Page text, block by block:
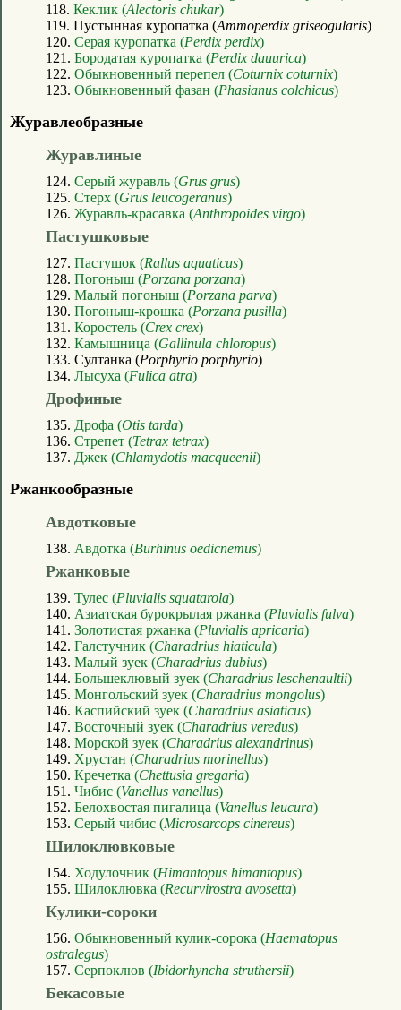
118. Кеклик (Alectoris chukar)
119. Пустынная куропатка (Ammoperdix griseogularis)
120. Серая куропатка (Perdix perdix)
121. Бородатая куропатка (Perdix dauurica)
122. Обыкновенный перепел (Coturnix coturnix)
123. Обыкновенный фазан (Phasianus colchicus)
Журавлеобразные
Журавлиные
124. Серый журавль (Grus grus)
125. Стерх (Grus leucogeranus)
126. Журавль-красавка (Anthropoides virgo)
Пастушковые
127. Пастушок (Rallus aquaticus)
128. Погоныш (Porzana porzana)
129. Малый погоныш (Porzana parva)
130. Погоныш-крошка (Porzana pusilla)
131. Коростель (Crex crex)
132. Камышница (Gallinula chloropus)
133. Султанка (Porphyrio porphyrio)
134. Лысуха (Fulica atra)
Дрофиные
135. Дрофа (Otis tarda)
136. Стрепет (Tetrax tetrax)
137. Джек (Chlamydotis macqueenii)
Ржанкообразные
Авдотковые
138. Авдотка (Burhinus oedicnemus)
Ржанковые
139. Тулес (Pluvialis squatarola)
140. Азиатская бурокрылая ржанка (Pluvialis fulva)
141. Золотистая ржанка (Pluvialis apricaria)
142. Галстучник (Charadrius hiaticula)
143. Малый зуек (Charadrius dubius)
144. Большеклювый зуек (Charadrius leschenaultii)
145. Монгольский зуек (Charadrius mongolus)
146. Каспийский зуек (Charadrius asiaticus)
147. Восточный зуек (Charadrius veredus)
148. Морской зуек (Charadrius alexandrinus)
149. Хрустан (Charadrius morinellus)
150. Кречетка (Chettusia gregaria)
151. Чибис (Vanellus vanellus)
152. Белохвостая пигалица (Vanellus leucura)
153. Серый чибис (Microsarcops cinereus)
Шилоклювковые
154. Ходулочник (Himantopus himantopus)
155. Шилоклювка (Recurvirostra avosetta)
Кулики-сороки
156. Обыкновенный кулик-сорока (Haematopus
ostralegus)
157. Серпоклюв (Ibidorhyncha struthersii)
Бекасовые